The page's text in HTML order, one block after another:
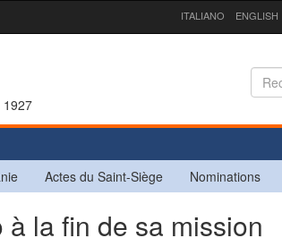
ITALIANO ENGLISH
Actes du Saint-Siège Nominations
la fin de sa mission